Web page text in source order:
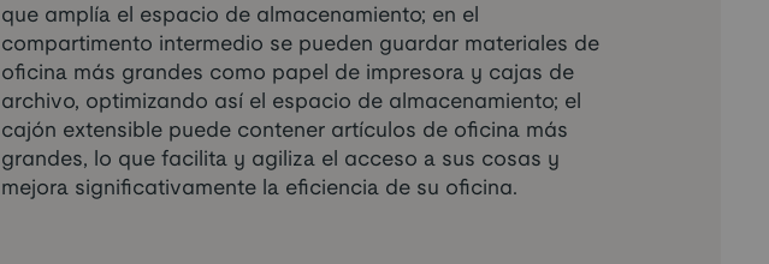
que amplía el espacio de almacenamiento; en el
compartimento intermedio se pueden guardar materiales de
oficina más grandes como papel de impresora y cajas de
archivo, optimizando así el espacio de almacenamiento; el
cajón extensible puede contener artículos de oficina más
grandes, lo que facilita y agiliza el acceso a sus cosas y
mejora significativamente la eficiencia de su oficina.